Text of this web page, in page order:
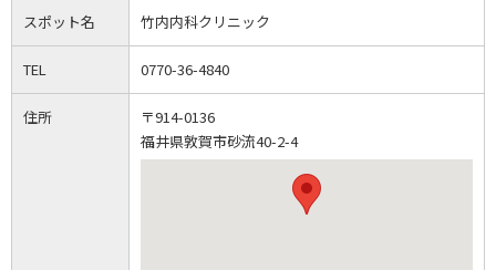
スポット名 竹内内科クリニック
TEL 0770-36-4840
住所
〒914-0136
福井県敦賀市砂流40-2-4